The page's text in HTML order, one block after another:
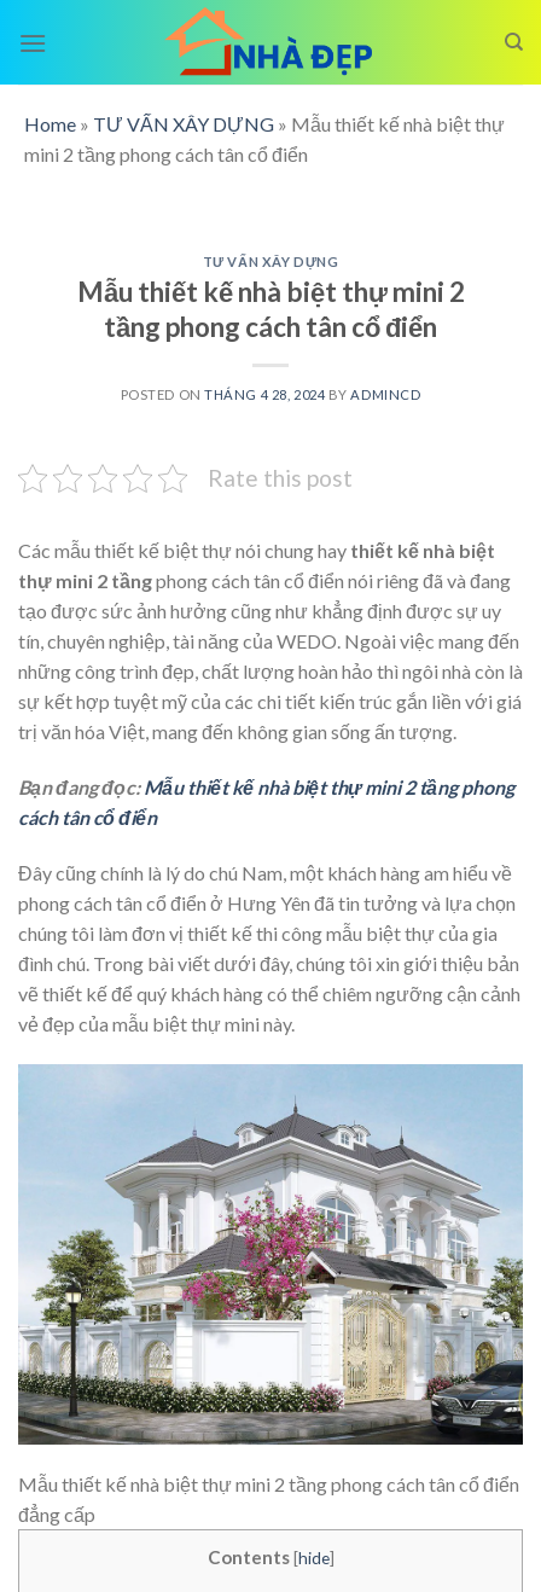
Home » TƯ VẤN XÂY DỰNG » Mẫu thiết kế nhà biệt thự
mini 2 tầng phong cách tân cổ điển
TƯ VẤN XÂY DỰNG
Mẫu thiết kế nhà biệt thự mini 2
tầng phong cách tân cổ điển
POSTED ONTHÁNG 4 28, 2024 BYADMINCD
Rate this post
Các mẫu thiết kế biệt thự nói chung hay thiết kế nhà biệt
thự mini 2 tầngphong cách tân cổ điển nói riêng đã và đang
tạo được sức ảnh hưởng cũng như khẳng định được sự uy
tín, chuyên nghiệp, tài năng của WEDO. Ngoài việc mang đến
những công trình đẹp, chất lượng hoàn hảo thì ngôi nhà còn là
sự kết hợp tuyệt mỹ của các chi tiết kiến trúc gắn liền với giá
trị văn hóa Việt, mang đến không gian sống ấn tượng.
Bạn đang đọc:Mẫu thiết kế nhà biệt thự mini 2 tầng phong
cách tân cổ điển
Đây cũng chính là lý do chú Nam, một khách hàng am hiểu về
phong cách tân cổ điển ở Hưng Yên đã tin tưởng và lựa chọn
chúng tôi làm đơn vị thiết kế thi công mẫu biệt thự của gia
đình chú. Trong bài viết dưới đây, chúng tôi xin giới thiệu bản
vẽ thiết kế để quý khách hàng có thể chiêm ngưỡng cận cảnh
vẻ đẹp của mẫu biệt thự mini này.
Mẫu thiết kế nhà biệt thự mini 2 tầng phong cách tân cổ điển
đẳng cấp
Contents [hide]